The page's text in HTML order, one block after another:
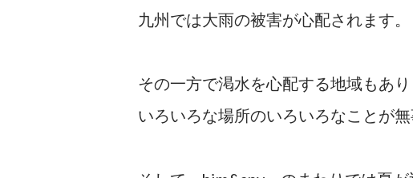
九州では大雨の被害が心配されます。
その一方で渇水を心配する地域もあり
いろいろな場所のいろいろなことが無